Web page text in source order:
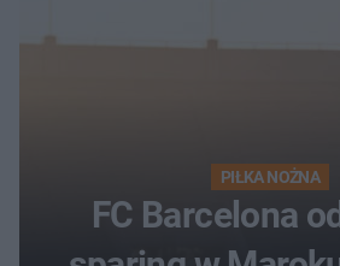
PIŁKA NOŻNA
FC Barcelona